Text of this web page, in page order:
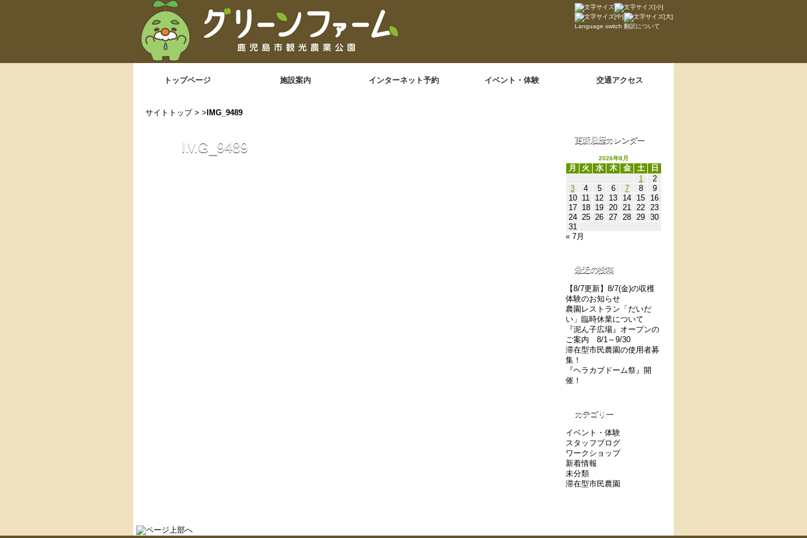
Language switch 翻訳について
トップページ 施設案内 インターネット予約 イベント・体験 交通アクセス
サイトトップ> > IMG_9489
IMG_9489 更新履歴カレンダー
2026年8月
月 火 水 木 金 土
日
1
2
3
4 5 6 7 8
9
10
11 12 13 14 15
16
17
18 19 20 21 22 23
24 25 26 27 28 29 30
31
« 7月
最近の投稿
【8/7更新】8/7(金)の収穫
体験のお知らせ
農園レストラン「だいだ
い」臨時休業について
『泥ん子広場』オープンの
ご案内 8/1～9/30
滞在型市民農園の使用者募
集！
『ヘラカブドーム祭』開
催！
カテゴリー
イベント・体験
スタッフブログ
ワークショップ
新着情報
未分類
滞在型市民農園